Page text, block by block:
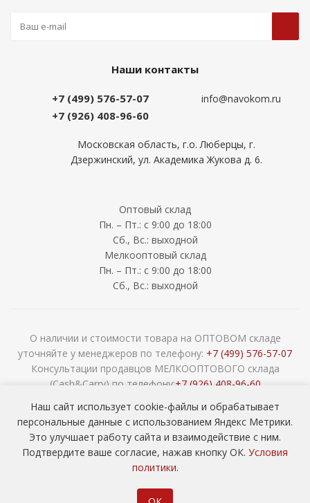
Наши контакты
+7 (499) 576-57-07
+7 (926) 408-96-60
info@navokom.ru
Московская область, г.о. Люберцы, г.
Дзержинский, ул. Академика Жукова д. 6.
Оптовый склад
Пн. – Пт.: с 9:00 до 18:00
Сб., Вс.: выходной
Мелкооптовый склад
Пн. – Пт.: с 9:00 до 18:00
Сб., Вс.: выходной
О наличии и стоимости товара на ОПТОВОМ складе
уточняйте у менеджеров по телефону: +7 (499) 576-57-07
Консультации продавцов МЕЛКООПТОВОГО склада
(Cash&Carry) по телефону:+7 (926) 408-96-60
сада ОПТОМ
Наш сайт использует cookie-файлы и обрабатывает
персональные данные с использованием Яндекс Метрики.
Это улучшает работу сайта и взаимодействие с ним.
Подтвердите ваше согласие, нажав кнопку ОК. Условия
политики.